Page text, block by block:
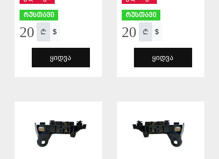
რუსთავი
20 $
ᲧᲘᲓᲕᲐ
რუსთავი
20 $
ᲧᲘᲓᲕᲐ